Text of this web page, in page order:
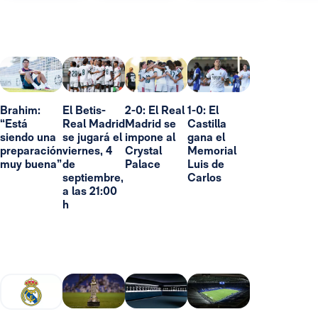
Brahim:
“Está
siendo una
preparación
muy buena”
El Betis-
Real Madrid
se jugará el
viernes, 4
de
septiembre,
a las 21:00
h
2-0: El Real
Madrid se
impone al
Crystal
Palace
1-0: El
Castilla
gana el
Memorial
Luis de
Carlos